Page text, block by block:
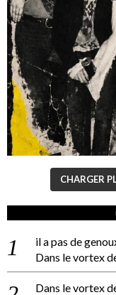
CHARGER
il a pas de
Dans le vortex
Dans le vortex